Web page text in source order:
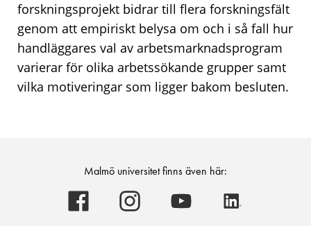
forskningsprojekt bidrar till flera forskningsfält
genom att empiriskt belysa om och i så fall hur
handläggares val av arbetsmarknadsprogram
varierar för olika arbetssökande grupper samt
vilka motiveringar som ligger bakom besluten.
Malmö universitet finns även här:
Malmö
universitet
Malmö
universitet
Malmö
universitet